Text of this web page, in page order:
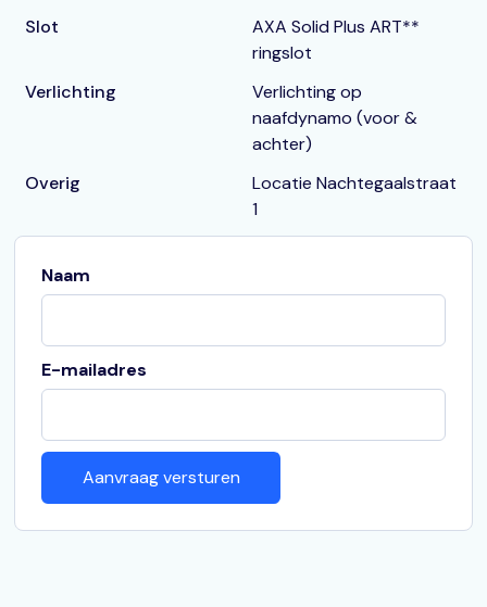
Slot
AXA Solid Plus ART**
ringslot
Verlichting
Verlichting op
naafdynamo (voor &
achter)
Overig
Locatie Nachtegaalstraat
1
Naam
E-mailadres